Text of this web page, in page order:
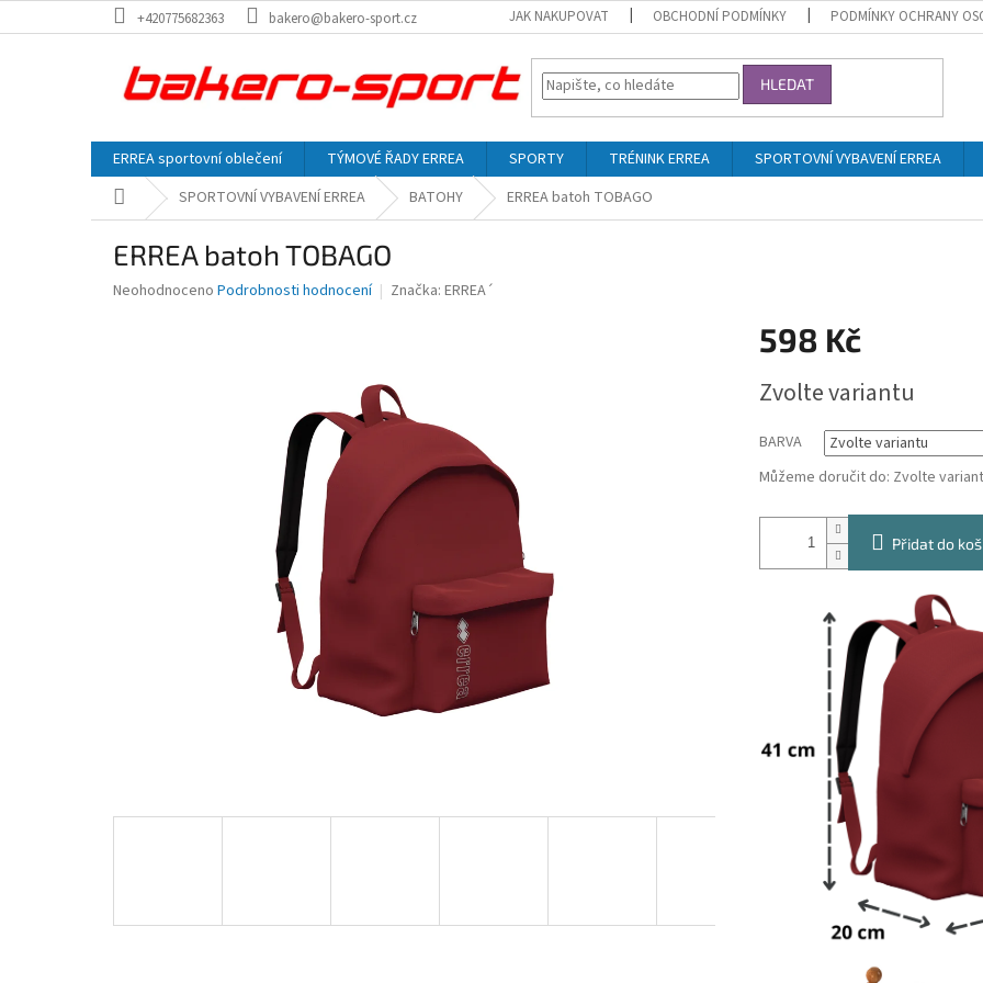
na
+420775682363 bakero@bakero-sport.cz JAK NAKUPOVAT OBCHODNÍ PODMÍNKY PODMÍNKY OCHRANY
HLEDAT
ERREA sportovní oblečení TÝMOVÉ ŘADY ERREA SPORTY TRÉNINK ERREA
SPORTOVNÍ VYBAVENÍ ERREA
Domů SPORTOVNÍ VYBAVENÍ ERREA BATOHY ERREA batoh TOBAGO
ERREA batoh TOBAGO
Průměrné
Neohodnoceno Podrobnosti hodnocení Značka: ERREA´
598 Kč
cena:
Zvolte variantu
BARVA
Můžeme doručit do: Zvolte
Přidat do